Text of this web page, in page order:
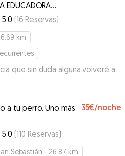
EDUCADORA
ATV
5.0 (16 Reservas)
km
que sin duda alguna volveré a
a tu perro. Uno más
35€/noche
5.0 (110 Reservas)
Sebastián - 26.87 km